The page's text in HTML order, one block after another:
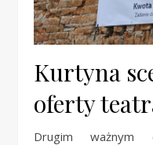
Kurtyna
oferty
Drugim ważnym